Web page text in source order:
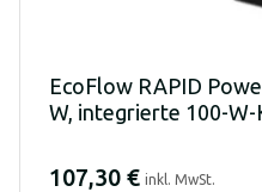
EcoFlow RAPID
W, integrierte 100-W-
107,30 € inkl. MwSt.